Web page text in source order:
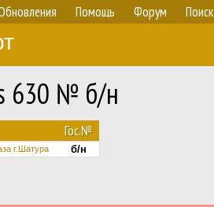
Помощь Форум Поиск
630 № б/н
Гос.№
г.Шатура б/н